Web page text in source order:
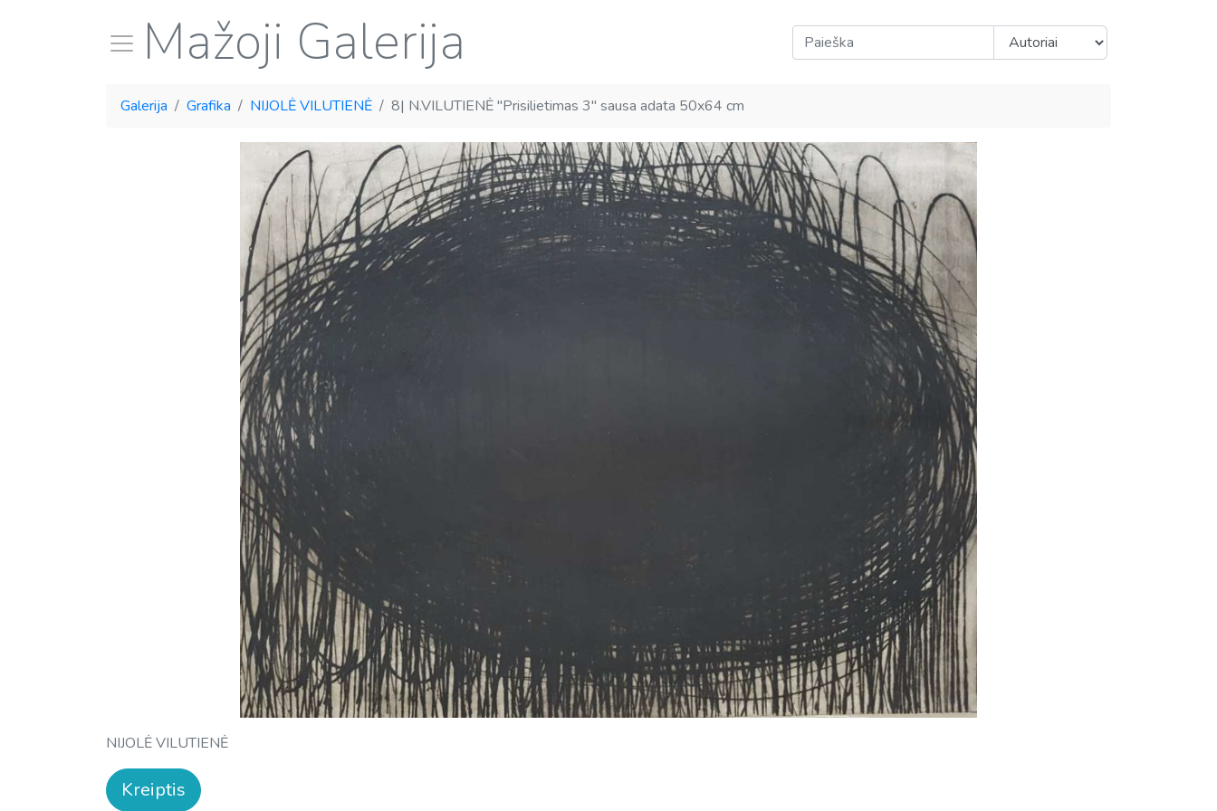
Mažoji Galerija
Galerija Grafika NIJOLĖ VILUTIENĖ 8| N.VILUTIENĖ "Prisilietimas 3" sausa adata 50x64 cm
NIJOLĖ VILUTIENĖ
Kreiptis